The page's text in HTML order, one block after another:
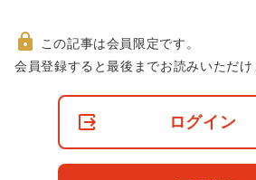
非
この記事は会員限定です。
会員登録すると最後までお読みいただけ
ログイン